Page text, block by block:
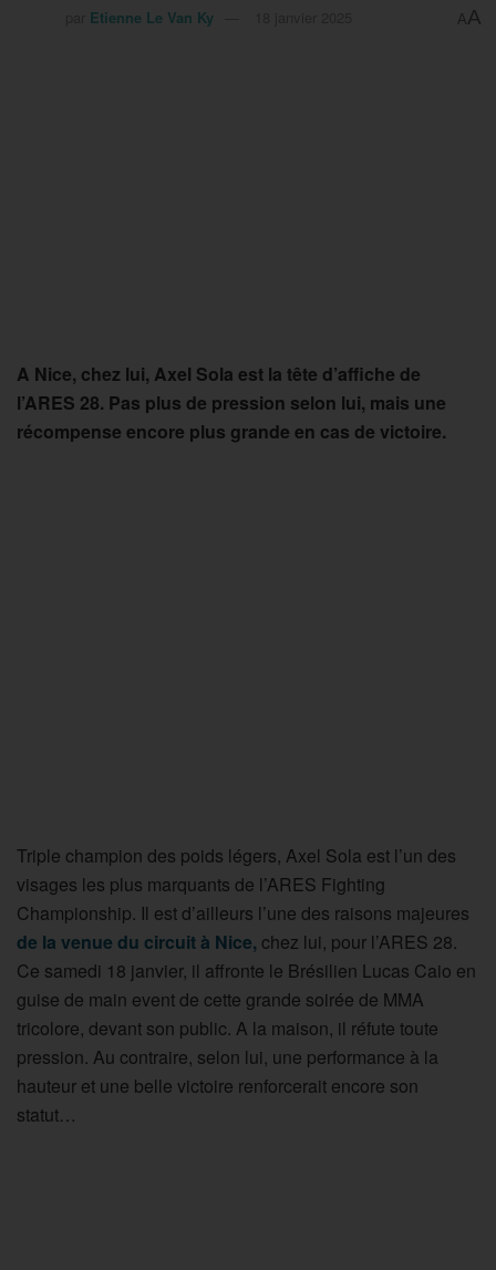
Etienne Le Van Ky AA
A Nice, chez lui, Axel Sola est la tête d’affiche de
l’ARES 28. Pas plus de pression selon lui, mais une
récompense encore plus grande en cas de victoire.
Triple champion des poids légers, Axel Sola est l’un des
visages les plus marquants de l’ARES Fighting
Championship. Il est d’ailleurs l’une des raisons majeures
de la venue du circuit à Nice, chez lui, pour l’ARES 28.
Ce samedi 18 janvier, il affronte le Brésilien Lucas Caio en
guise de main event de cette grande soirée de MMA
tricolore, devant son public. A la maison, il réfute toute
pression. Au contraire, selon lui, une performance à la
hauteur et une belle victoire renforcerait encore son
statut…